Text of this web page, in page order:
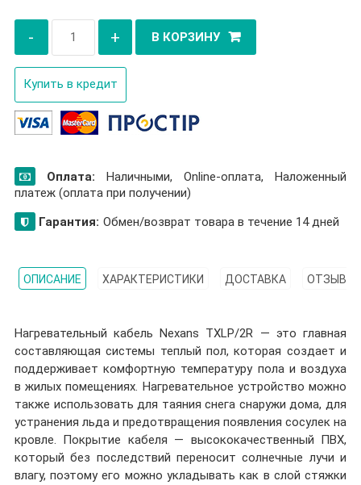
-
Количество
Двухжильный
кабель
Nexans
TXLP/2R
+ В КОРЗИНУ
Купить в кредит
Оплата: Наличными, Online-оплата, Наложенный
платеж (оплата при получении)
Гарантия: Обмен/возврат товара в течение 14 дней
ОПИСАНИЕ ХАРАКТЕРИСТИКИ ДОСТАВКА ОТЗЫВЫ
Нагревательный кабель Nexans TXLP/2R — это главная
составляющая системы теплый пол, которая создает и
поддерживает комфортную температуру пола и воздуха
в жилых помещениях. Нагревательное устройство можно
также использовать для таяния снега снаружи дома, для
устранения льда и предотвращения появления сосулек на
кровле. Покрытие кабеля — высококачественный ПВХ,
который без последствий переносит солнечные лучи и
влагу, поэтому его можно укладывать как в слой стяжки